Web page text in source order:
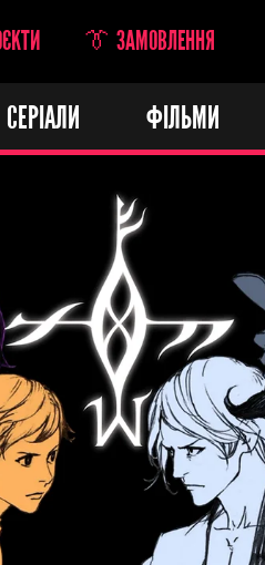
👔 ЗАМОВЛЕННЯ
СЕРІАЛИ ФІЛЬМИ